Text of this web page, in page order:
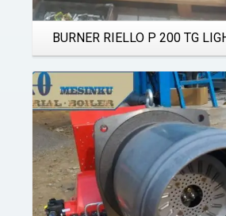
BURNER RIELLO P 200 TG
Details